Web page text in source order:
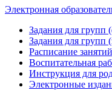
Электронная
Задания для групп
Задания для групп
Расписание занятий
Воспитательная
Инструкция для
Электронные